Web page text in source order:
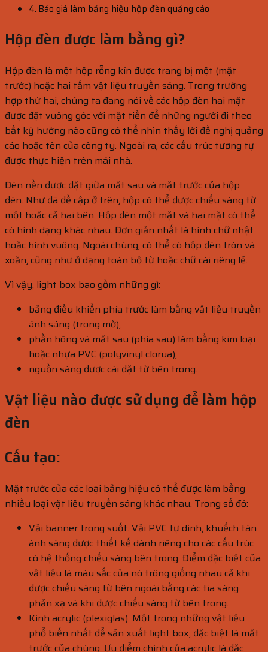
Báo giá làm bảng hiệu hộp đèn quảng cáo
Hộp đèn được làm bằng gì?
Hộp đèn là một hộp rỗng kín được trang bị một (mặt
trước) hoặc hai tấm vật liệu truyền sáng. Trong trường
hợp thứ hai, chúng ta đang nói về các hộp đèn hai mặt
được đặt vuông góc với mặt tiền để những người đi theo
bất kỳ hướng nào cũng có thể nhìn thấy lời đề nghị quảng
cáo hoặc tên của công ty. Ngoài ra, các cấu trúc tương tự
được thực hiện trên mái nhà.
Đèn nền được đặt giữa mặt sau và mặt trước của hộp
đèn. Như đã đề cập ở trên, hộp có thể được chiếu sáng từ
một hoặc cả hai bên. Hộp đèn một mặt và hai mặt có thể
có hình dạng khác nhau. Đơn giản nhất là hình chữ nhật
hoặc hình vuông. Ngoài chúng, có thể có hộp đèn tròn và
xoăn, cũng như ở dạng toàn bộ từ hoặc chữ cái riêng lẻ.
Vì vậy, light box bao gồm những gì:
bảng điều khiển phía trước làm bằng vật liệu truyền
ánh sáng (trong mờ);
phần hông và mặt sau (phía sau) làm bằng kim loại
hoặc nhựa PVC (polyvinyl clorua);
nguồn sáng được cài đặt từ bên trong.
Vật liệu nào được sử dụng để làm hộp
đèn
Cấu tạo:
Mặt trước của các loại bảng hiệu có thể được làm bằng
nhiều loại vật liệu truyền sáng khác nhau. Trong số đó:
Vải banner trong suốt. Vải PVC tự dính, khuếch tán
ánh sáng được thiết kế dành riêng cho các cấu trúc
có hệ thống chiếu sáng bên trong. Điểm đặc biệt của
vật liệu là màu sắc của nó trông giống nhau cả khi
được chiếu sáng từ bên ngoài bằng các tia sáng
phản xạ và khi được chiếu sáng từ bên trong.
Kính acrylic (plexiglas). Một trong những vật liệu
phổ biến nhất để sản xuất light box, đặc biệt là mặt
trước của chúng. Ưu điểm chính của acrylic là đặc